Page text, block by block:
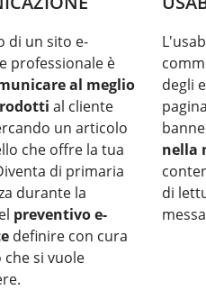
di un sito e-
professionale è
al meglio
al cliente
un articolo
che offre la tua
di primaria
durante la
preventivo e-
definire con cura
si vuole
degli
nella
di